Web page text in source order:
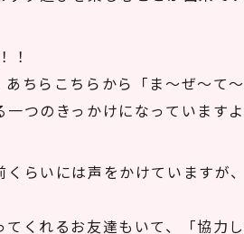
！
あちらこちらから「ま～ぜ～て
一つのきっかけになっています
くらいには声をかけていますが
てくれるお友達もいて、「協力